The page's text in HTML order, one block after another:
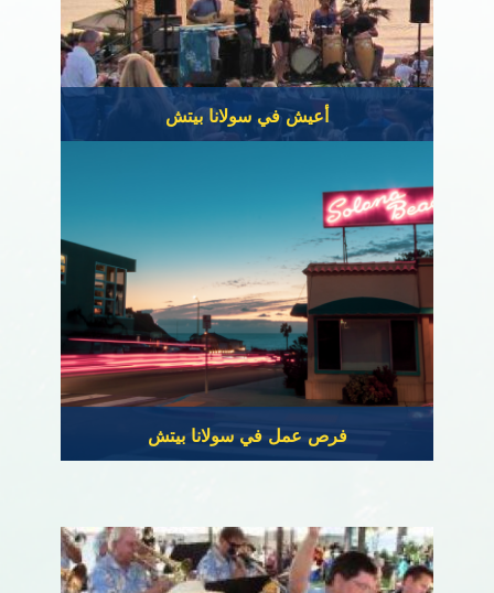
أعيش في سولانا بيتش
فرص عمل في سولانا بيتش